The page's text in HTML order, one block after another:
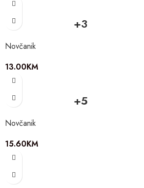
+3
Novčanik
13.00KM
+5
Novčanik
15.60KM